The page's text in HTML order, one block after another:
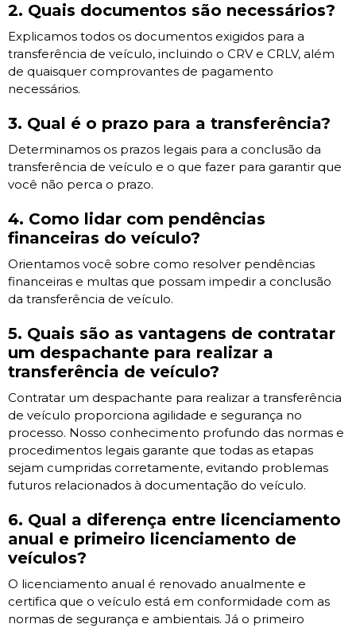
2. Quais documentos são necessários?
Explicamos todos os documentos exigidos para a
transferência de veículo, incluindo o CRV e CRLV, além
de quaisquer comprovantes de pagamento
necessários.
3. Qual é o prazo para a transferência?
Determinamos os prazos legais para a conclusão da
transferência de veículo e o que fazer para garantir que
você não perca o prazo.
4. Como lidar com pendências
financeiras do veículo?
Orientamos você sobre como resolver pendências
financeiras e multas que possam impedir a conclusão
da transferência de veículo.
5. Quais são as vantagens de contratar
um despachante para realizar a
transferência de veículo?
Contratar um despachante para realizar a transferência
de veículo proporciona agilidade e segurança no
processo. Nosso conhecimento profundo das normas e
procedimentos legais garante que todas as etapas
sejam cumpridas corretamente, evitando problemas
futuros relacionados à documentação do veículo.
6. Qual a diferença entre licenciamento
anual e primeiro licenciamento de
veículos?
O licenciamento anual é renovado anualmente e
certifica que o veículo está em conformidade com as
normas de segurança e ambientais. Já o primeiro